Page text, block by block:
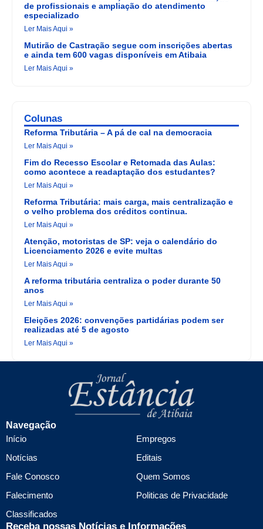
de profissionais e ampliação do atendimento
especializado
Ler Mais Aqui »
Mutirão de Castração segue com inscrições abertas
e ainda tem 600 vagas disponíveis em Atibaia
Ler Mais Aqui »
Colunas
Reforma Tributária – A pá de cal na democracia
Ler Mais Aqui »
Fim do Recesso Escolar e Retomada das Aulas:
como acontece a readaptação dos estudantes?
Ler Mais Aqui »
Reforma Tributária: mais carga, mais centralização e
o velho problema dos créditos continua.
Ler Mais Aqui »
Atenção, motoristas de SP: veja o calendário do
Licenciamento 2026 e evite multas
Ler Mais Aqui »
A reforma tributária centraliza o poder durante 50
anos
Ler Mais Aqui »
Eleições 2026: convenções partidárias podem ser
realizadas até 5 de agosto
Ler Mais Aqui »
Navegação
Início
Notícias
Fale Conosco
Falecimento
Classificados
Empregos
Editais
Quem Somos
Politicas de Privacidade
Receba nossas Notícias e Informações